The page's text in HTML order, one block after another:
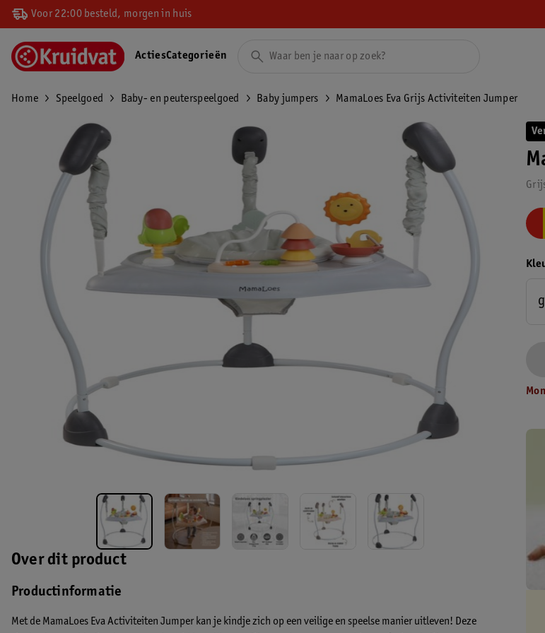
Voor 22:00 besteld, morgen in huis
ActiesCategorieën
Home Speelgoed Baby- en peuterspeelgoed Baby jumpers MamaLoes Eva Grijs Activiteiten Jumper
Over dit product
Productinformatie
Met de MamaLoes Eva Activiteiten Jumper kan je kindje zich op een veilige en speelse manier uitleven! Deze